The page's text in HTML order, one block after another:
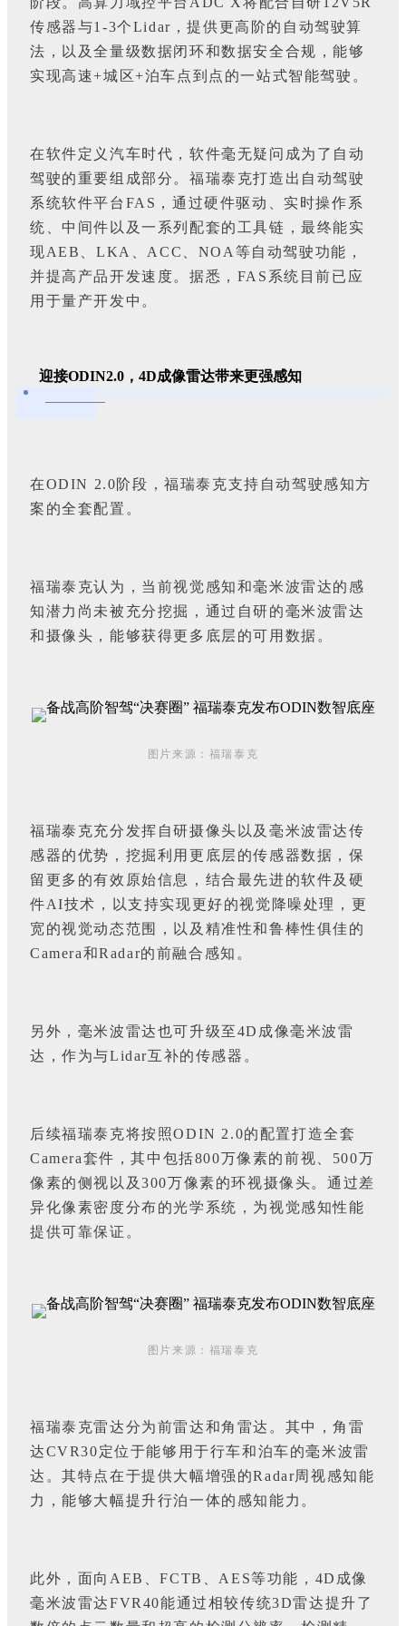
传感器与1-3个Lidar，提供更高阶的自动驾驶算
法，以及全量级数据闭环和数据安全合规，能够
实现高速+城区+泊车点到点的一站式智能驾驶。
在软件定义汽车时代，软件毫无疑问成为了自动
驾驶的重要组成部分。福瑞泰克打造出自动驾驶
系统软件平台FAS，通过硬件驱动、实时操作系
统、中间件以及一系列配套的工具链，最终能实
现AEB、LKA、ACC、NOA等自动驾驶功能，
并提高产品开发速度。据悉，FAS系统目前已应
用于量产开发中。
迎接ODIN2.0，4D成像雷达带来更强感知
在ODIN 2.0阶段，福瑞泰克支持自动驾驶感知方
案的全套配置。
福瑞泰克认为，当前视觉感知和毫米波雷达的感
知潜力尚未被充分挖掘，通过自研的毫米波雷达
和摄像头，能够获得更多底层的可用数据。
图片来源：福瑞泰克
福瑞泰克充分发挥自研摄像头以及毫米波雷达传
感器的优势，挖掘利用更底层的传感器数据，保
留更多的有效原始信息，结合最先进的软件及硬
件AI技术，以支持实现更好的视觉降噪处理，更
宽的视觉动态范围，以及精准性和鲁棒性俱佳的
Camera和Radar的前融合感知。
另外，毫米波雷达也可升级至4D成像毫米波雷
达，作为与Lidar互补的传感器。
后续福瑞泰克将按照ODIN 2.0的配置打造全套
Camera套件，其中包括800万像素的前视、500万
像素的侧视以及300万像素的环视摄像头。通过差
异化像素密度分布的光学系统，为视觉感知性能
提供可靠保证。
图片来源：福瑞泰克
福瑞泰克雷达分为前雷达和角雷达。其中，角雷
达CVR30定位于能够用于行车和泊车的毫米波雷
达。其特点在于提供大幅增强的Radar周视感知能
力，能够大幅提升行泊一体的感知能力。
此外，面向AEB、FCTB、AES等功能，4D成像
毫米波雷达FVR40能通过相较传统3D雷达提升了